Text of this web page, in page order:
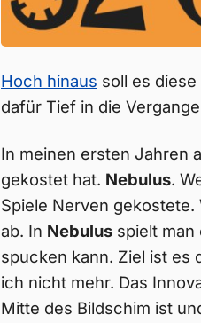
Hoch hinaus soll es
dafür Tief in die
In meinen ersten Jahren
gekostet hat. Nebulus.
Spiele Nerven
ab. In Nebulus spielt
spucken kann. Ziel ist es
ich nicht mehr. Das
Mitte des Bildschim ist